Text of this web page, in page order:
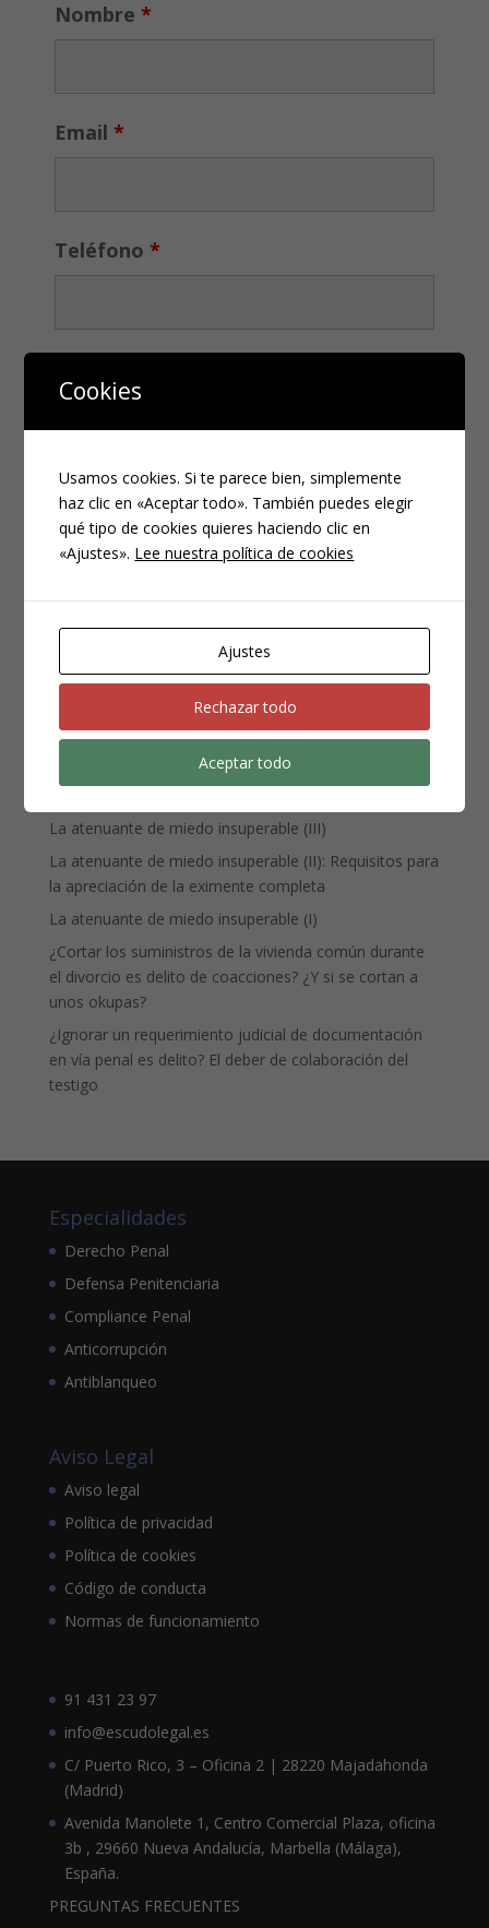
Nombre *
Email *
Teléfono *
CATEGORÍAS
Compliance
Penal
Uncategorized
ENTRADAS RECIENTES
Denuncia, querella y atestado policial: por qué no es lo
La atenuante de miedo insuperable (III)
La atenuante de miedo insuperable (II): Requisitos para
la apreciación de la eximente completa
La atenuante de miedo insuperable (I)
¿Cortar los suministros de la vivienda común durante
el divorcio es delito de coacciones? ¿Y si se cortan a
unos okupas?
¿Ignorar un requerimiento judicial de documentación
en vía penal es delito? El deber de colaboración del
testigo
Especialidades
Derecho Penal
Defensa Penitenciaria
Compliance Penal
Anticorrupción
Antiblanqueo
Aviso Legal
Aviso legal
Política de privacidad
Política de cookies
Código de conducta
Normas de funcionamiento
91 431 23 97
info@escudolegal.es
C/ Puerto Rico, 3 – Oficina 2 | 28220 Majadahonda
(Madrid)
Avenida Manolete 1, Centro Comercial Plaza, oficina
3b , 29660 Nueva Andalucía, Marbella (Málaga),
España.
PREGUNTAS FRECUENTES
Cookies
Usamos cookies. Si te parece bien, simplemente
haz clic en «Aceptar todo». También puedes elegir
qué tipo de cookies quieres haciendo clic en
«Ajustes». Lee nuestra política de cookies
Ajustes
Rechazar todo
Aceptar todo